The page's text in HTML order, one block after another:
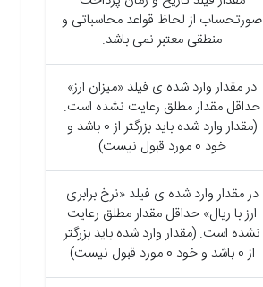
صورتحساب از لحاظ قواعد محاسباتی و
منطقی معتبر نمی باشد.
در مقدار وارد شده ی فیلد «میزان ارز»
حداقل مقدار مطلق رعایت نشده است.
(مقدار وارد شده باید بزرگتر از 0 باشد و
خود 0 مورد قبول نیست)
در مقدار وارد شده ی فیلد «نرخ برابری
ارز با ریال» حداقل مقدار مطلق رعایت
نشده است. (مقدار وارد شده باید بزرگتر
از 0 باشد و خود 0 مورد قبول نیست)